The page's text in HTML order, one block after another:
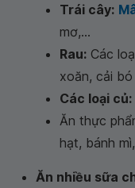
Trái cây:
mơ,...
Rau: Các
xoăn, cải bó
Các loại củ:
Ăn thực
hạt, bánh
Ăn nhiều sữa